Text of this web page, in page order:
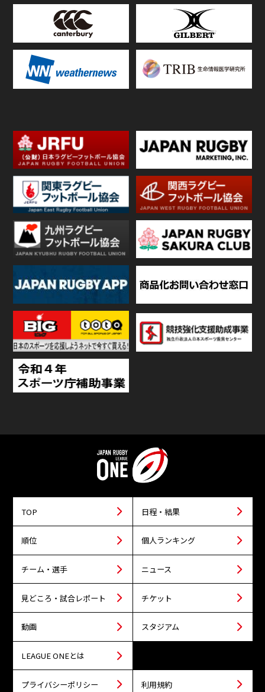
TOP 日程・結果
順位 個人ランキング
チーム・選手 ニュース
見どころ・試合レポート チケット
動画 スタジアム
LEAGUE ONEとは
プライバシーポリシー 利用規約